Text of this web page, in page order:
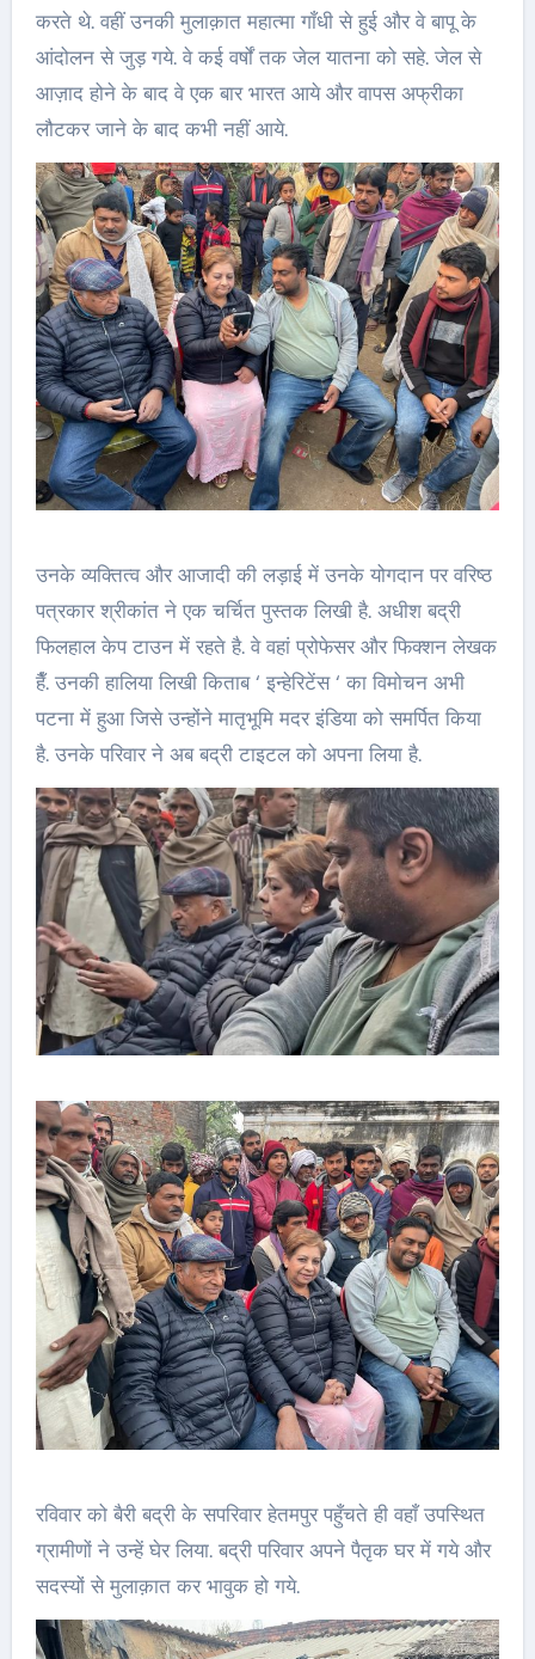
करते थे. वहीं उनकी मुलाक़ात महात्मा गाँधी से हुई और वे बापू के
आंदोलन से जुड़ गये. वे कई वर्षों तक जेल यातना को सहे. जेल से
आज़ाद होने के बाद वे एक बार भारत आये और वापस अफ्रीका
लौटकर जाने के बाद कभी नहीं आये.
उनके व्यक्तित्व और आजादी की लड़ाई में उनके योगदान पर वरिष्ठ
पत्रकार श्रीकांत ने एक चर्चित पुस्तक लिखी है. अधीश बद्री
फिलहाल केप टाउन में रहते है. वे वहां प्रोफेसर और फिक्शन लेखक
हैँ. उनकी हालिया लिखी किताब ‘ इन्हेरिटेंस ‘ का विमोचन अभी
पटना में हुआ जिसे उन्होंने मातृभूमि मदर इंडिया को समर्पित किया
है. उनके परिवार ने अब बद्री टाइटल को अपना लिया है.
रविवार को बैरी बद्री के सपरिवार हेतमपुर पहुँचते ही वहाँ उपस्थित
ग्रामीणों ने उन्हें घेर लिया. बद्री परिवार अपने पैतृक घर में गये और
सदस्यों से मुलाक़ात कर भावुक हो गये.